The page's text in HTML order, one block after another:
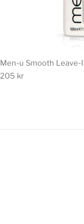
Men-u Smooth Leave-
205 kr